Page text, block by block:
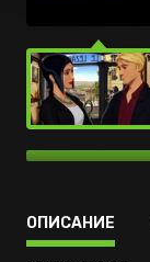
ОПИСАНИЕ